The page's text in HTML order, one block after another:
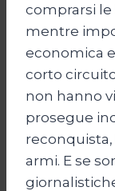
comprarsi
mentre
economica
corto
non hanno
prosegue
armi. E se